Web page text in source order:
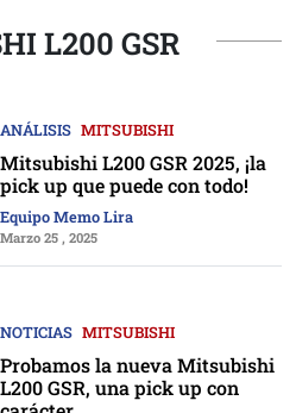
L200 GSR
ANÁLISIS MITSUBISHI
Mitsubishi L200 GSR 2025, ¡la
pick up que puede con todo!
Equipo Memo Lira
Marzo 25 , 2025
NOTICIAS MITSUBISHI
Probamos la nueva Mitsubishi
L200 GSR, una pick up con